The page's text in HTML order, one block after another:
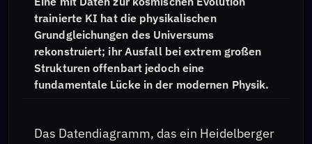
trainierte KI hat die physikalischen
Grundgleichungen des Universums
rekonstruiert; ihr Ausfall bei extrem großen
Strukturen offenbart jedoch eine
fundamentale Lücke in der modernen Physik.
Das Datendiagramm, das ein Heidelberger